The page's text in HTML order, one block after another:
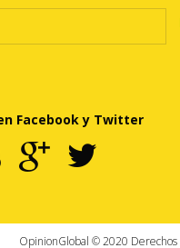
Facebook y Twitter
OpinionGlobal © 2020 Derechos